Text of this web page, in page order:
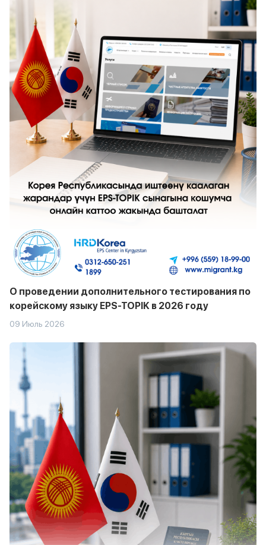
О проведении дополнительного тестирования по
корейскому языку EPS-TOPIK в 2026 году
09 Июль 2026